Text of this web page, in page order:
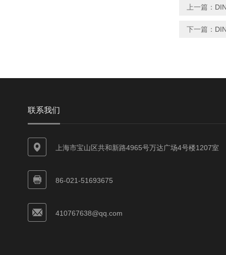
上一篇：
下一篇：
联系我们
上海市宝山区共和新路4965号万达广场4号楼1207室
86-021-51693675
410767638@qq.com